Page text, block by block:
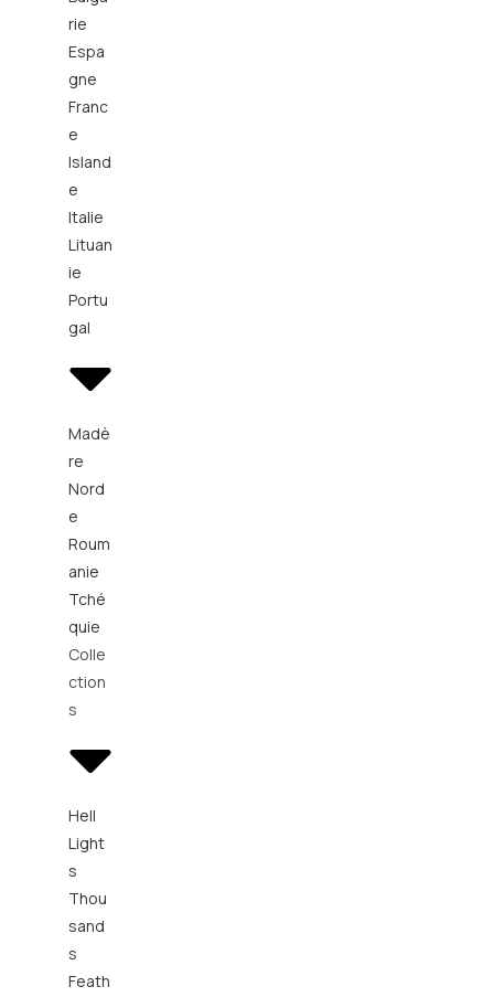
rie
Espa
gne
Franc
e
Island
e
Italie
Lituan
ie
Portu
gal
Madè
re
Nord
e
Roum
anie
Tché
quie
Colle
ction
s
Hell
Light
s
Thou
sand
s
Feath